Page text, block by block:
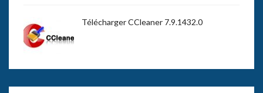
Télécharger CCleaner 7.9.1432.0